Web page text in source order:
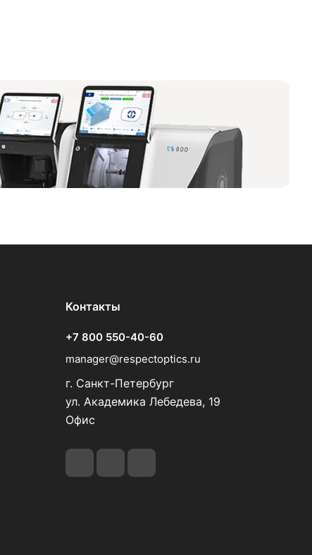
Контакты
+7 800 550-40-60
manager@respectoptics.ru
г. Санкт-Петербург
ул. Академика Лебедева, 19
Офис